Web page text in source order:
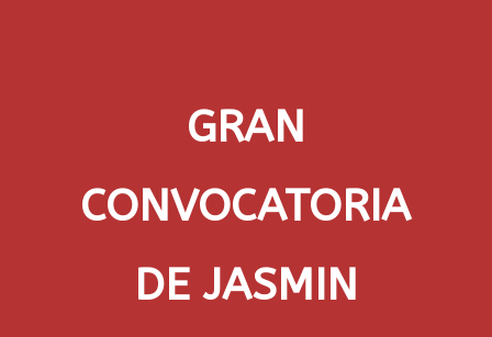
GRAN
CONVOCATORIA
DE JASMIN